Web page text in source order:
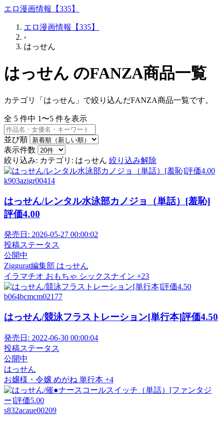
エロ漫画情報【335】
エロ漫画情報【335】
›
はっせん
はっせん のFANZA商品一覧
カテゴリ「はっせん」で絞り込んだFANZA商品一覧です。
全 5 件中 1〜5 件を表示
並び順
表示件数
絞り込み: カテゴリ: はっせん 絞り込み解除
k903azigr00414
はっせん/レンタル水泳部カノジョ（単話）[羞恥]
評価4.00
発売日: 2026-05-27 00:00:02
投稿ステータス
公開中
Ziggurat編集部 はっせん
イラマチオ おもちゃ シックスナイン +23
b064bcmcm02177
はっせん/競泳フラストレーション[単行本]評価4.50
発売日: 2022-06-30 00:00:04
投稿ステータス
公開中
はっせん
お嬢様・令嬢 めがね 単行本 +4
s832acaue00209